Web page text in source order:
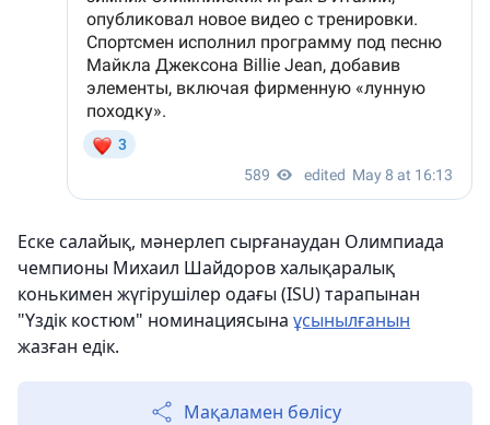
Еске салайық, мәнерлеп сырғанаудан Олимпиада
чемпионы Михаил Шайдоров халықаралық
конькимен жүгірушілер одағы (ISU) тарапынан
"Үздік костюм" номинациясына ұсынылғанын
жазған едік.
Мақаламен бөлісу